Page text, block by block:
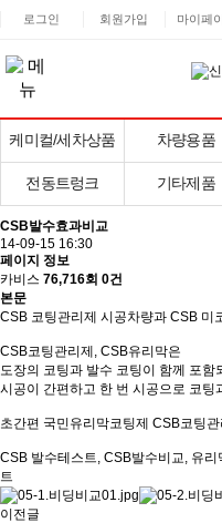
로그인 회원가입 마이페
케미컬/세차상품 차량용품
전동트렁크 기타제품
CSB발수효과비교
14-09-15 16:30
페이지 정보
카비스 76,716회 0건
본문
CSB 코팅관리제 시공차량과 CSB 미
CSB코팅관리제, CSB유리막은
도장의 코팅과 발수 코팅이 함께 포함
시공이 간편하고 한 번 시공으로 코
초간편 국민유리막코팅제 CSB코팅
CSB 발수테스트, CSB발수비교, 유
트
이전글